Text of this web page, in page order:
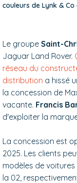
couleurs de Lynk &
Le groupe Saint-
Jaguar Land Rover.
réseau du
distribution a hissé
la concession de
vacante. Francis
d'exploiter la
La concession est
2025. Les clients
modèles de
la 02,